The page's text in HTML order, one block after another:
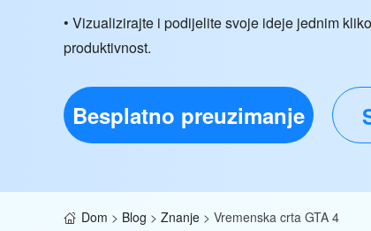
• Vizualizirajte i podijelite svoje ideje jednim
produktivnost.
Besplatno preuzimanje
Dom > Blog > Znanje > Vremenska crta GTA 4